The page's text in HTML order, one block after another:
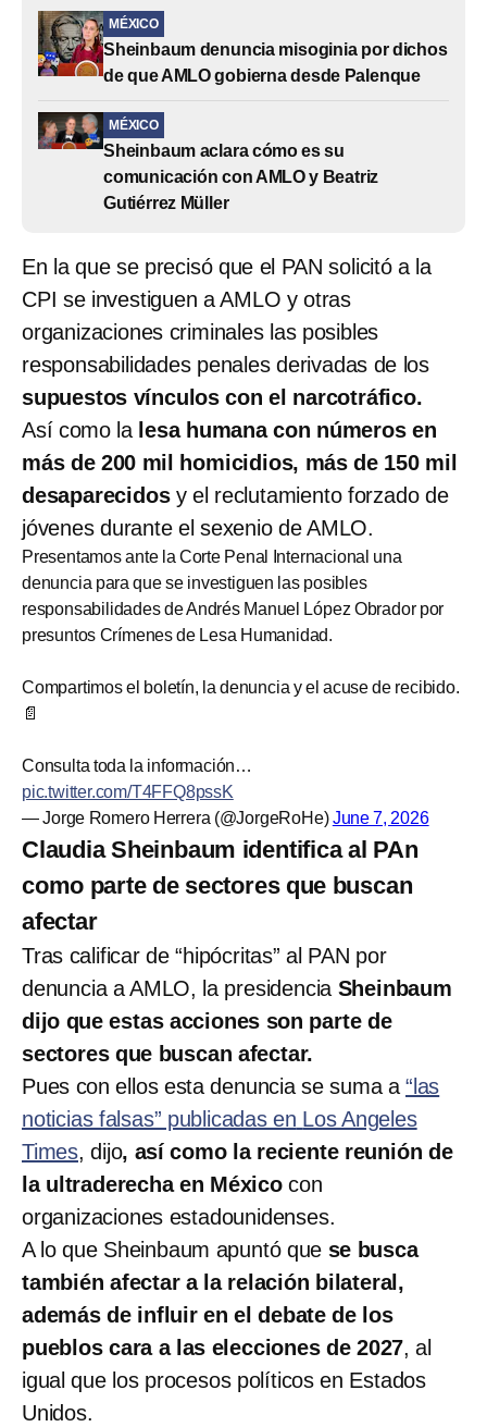
MÉXICO
Sheinbaum denuncia misoginia por dichos
de que AMLO gobierna desde Palenque
MÉXICO
Sheinbaum aclara cómo es su
comunicación con AMLO y Beatriz
Gutiérrez Müller
En la que se precisó que el PAN solicitó a la
CPI se investiguen a AMLO y otras
organizaciones criminales las posibles
responsabilidades penales derivadas de los
supuestos vínculos con el narcotráfico.
Así como la lesa humana con números en
más de 200 mil homicidios, más de 150 mil
desaparecidosy el reclutamiento forzado de
jóvenes durante el sexenio de AMLO.
Presentamos ante la Corte Penal Internacional una
denuncia para que se investiguen las posibles
responsabilidades de Andrés Manuel López Obrador por
presuntos Crímenes de Lesa Humanidad.
Compartimos el boletín, la denuncia y el acuse de recibido.
📄
Consulta toda la información…
pic.twitter.com/T4FFQ8pssK
— Jorge Romero Herrera (@JorgeRoHe)June 7, 2026
Claudia Sheinbaum identifica al PAn
como parte de sectores que buscan
afectar
Tras calificar de “hipócritas” al PAN por
denuncia a AMLO, la presidenciaSheinbaum
dijo que estas acciones son parte de
sectores que buscan afectar.
Pues con ellos esta denuncia se suma a“las
noticias falsas” publicadas en Los Angeles
Times, dijo, así como la reciente reunión de
la ultraderecha en Méxicocon
organizaciones estadounidenses.
A lo que Sheinbaum apuntó que se busca
también afectar a la relación bilateral,
además de influir en el debate de los
pueblos cara a las elecciones de 2027, al
igual que los procesos políticos en Estados
Unidos.